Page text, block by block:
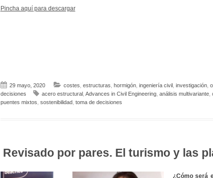
Pincha aquí para descargar
29 mayo, 2020 costes estructuras hormigón, ingeniería civil investigación,
decisiones
acero estructural Advances in Civil Engineering, análisis multivariante,
puentes mixtos sostenibilidad toma de decisiones
Revisado por pares. El turismo y las
¿Cómo será